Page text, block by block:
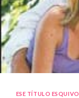
ESE TÍTULO ESQUIVO